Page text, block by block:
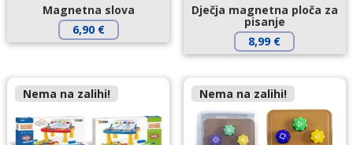
Magnetna slova
6,90 €
Dječja magnetna ploča za
pisanje
8,99 €
Nema na zalihi! Nema na zalihi!